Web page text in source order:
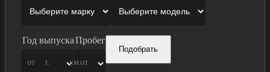
Год выпуска
от г.
Пробег
от
км.
Подобрать